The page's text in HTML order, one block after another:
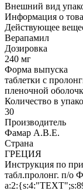
Внешний вид
Информация о
Действующее
Верапамил
Дозировка
240 мг
Форма выпуска
таблетки с
пленочной
Количество в
30
Производитель
Фамар А.В.Е.
Страна
ГРЕЦИЯ
Инструкция по
табл.пролонг. п/о